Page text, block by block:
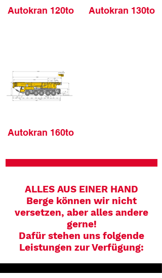
Autokran 120to Autokran 130to
Autokran 160to
ALLES AUS EINER HAND
Berge können wir nicht
versetzen, aber alles andere
gerne!
Dafür stehen uns folgende
Leistungen zur Verfügung: